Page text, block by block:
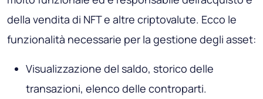
della vendita di NFT e altre criptovalute. Ecco le
funzionalità necessarie per la gestione degli asset:
Visualizzazione del saldo, storico delle
transazioni, elenco delle controparti.